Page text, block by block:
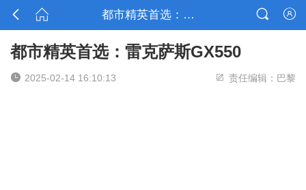
  都市精英首选：雷克萨斯GX550 

都市精英首选：雷克萨斯GX550
 2025-02-14 16:10:13  责任编辑：巴黎